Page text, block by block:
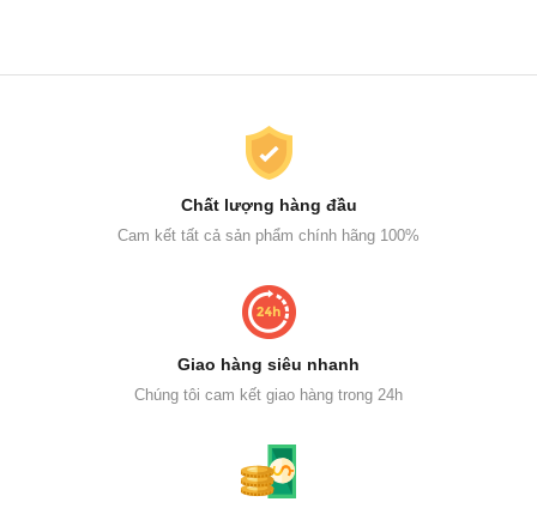
Chất lượng hàng đầu
Cam kết tất cả sản phẩm chính hãng 100%
Giao hàng siêu nhanh
Chúng tôi cam kết giao hàng trong 24h